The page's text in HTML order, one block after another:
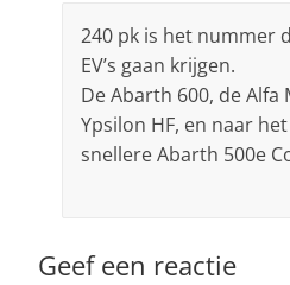
240 pk is het nummer
EV’s gaan krijgen.
De Abarth 600, de Alfa
Ypsilon HF, en naar
snellere Abarth 500e
Geef een reactie